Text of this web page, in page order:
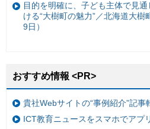
目的を明確に、子ども主体で見
ける“大樹町の魅力”／北海道大
9日）
おすすめ情報 <PR>
貴社Webサイトの“事例紹介”記事
ICT教育ニュースをスマホでアプ